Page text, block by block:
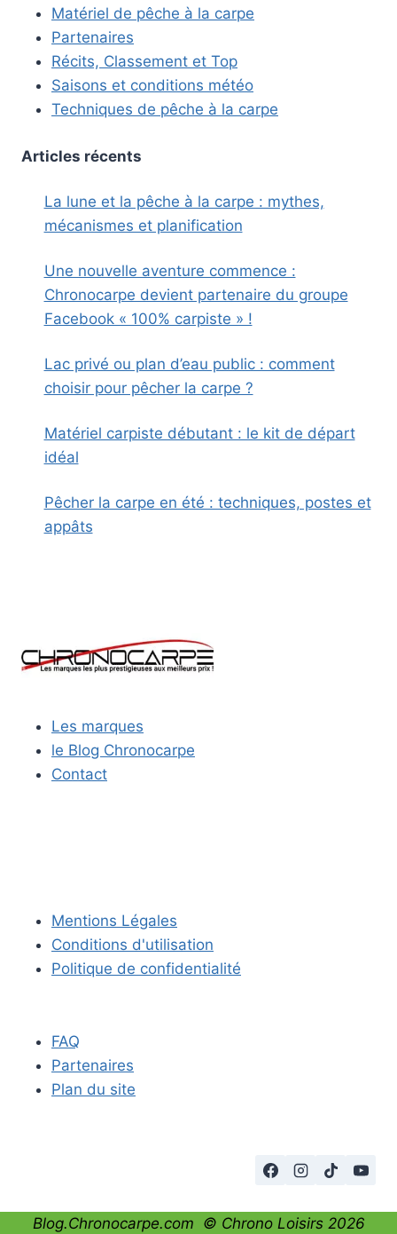
Matériel de pêche à la carpe
Partenaires
Récits, Classement et Top
Saisons et conditions météo
Techniques de pêche à la carpe
Articles récents
La lune et la pêche à la carpe : mythes,
mécanismes et planification
Une nouvelle aventure commence :
Chronocarpe devient partenaire du groupe
Facebook « 100% carpiste » !
Lac privé ou plan d’eau public : comment
choisir pour pêcher la carpe ?
Matériel carpiste débutant : le kit de départ
idéal
Pêcher la carpe en été : techniques, postes et
appâts
Les marques
le Blog Chronocarpe
Contact
Mentions Légales
Conditions d'utilisation
Politique de confidentialité
FAQ
Partenaires
Plan du site
Blog.Chronocarpe.com © Chrono Loisirs2026